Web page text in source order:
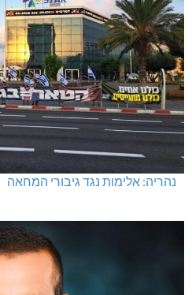
נהריה: אלימות נגד גיבורי המחאה